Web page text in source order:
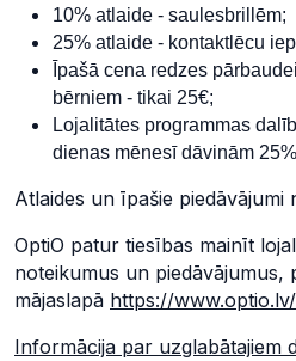
10% atlaide - saulesbrillēm;
25% atlaide - kontaktlēcu
Īpašā cena redzes
bērniem - tikai 25€;
Lojalitātes programmas
dienas mēnesī dāvinām
Atlaides un īpašie piedāvājumi
OptiO patur tiesības mainīt
noteikumus un piedāvājumus,
mājaslapā https://
Informācija par uzglabātajiem